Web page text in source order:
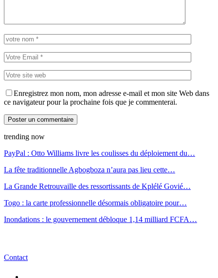
Enregistrez mon nom, mon adresse e-mail et mon site Web dans
ce navigateur pour la prochaine fois que je commenterai.
trending now
PayPal : Otto Williams livre les coulisses du déploiement du…
La fête traditionnelle Agbogboza n’aura pas lieu cette…
La Grande Retrouvaille des ressortissants de Kplélé Govié…
Togo : la carte professionnelle désormais obligatoire pour…
Inondations : le gouvernement débloque 1,14 milliard FCFA…
Contact